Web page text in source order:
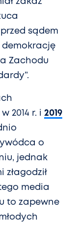
sądem
demokrację
Zachodu
2014 r. i 2019
o
jednak
media
to zapewne